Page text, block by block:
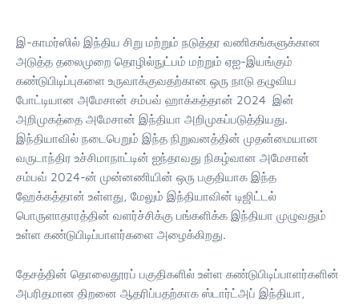
இ-காமர்ஸில் இந்திய சிறு மற்றும் நடுத்தர வணிகங்களுக்கான
அடுத்த தலைமுறை தொழில்நுட்பம் மற்றும் ஏஐ-இயங்கும்
கண்டுபிடிப்புகளை உருவாக்குவதற்கான ஒரு நாடு தழுவிய
போட்டியான அமேசான் சம்பவ் ஹாக்கத்தான் 2024 இன்
அறிமுகத்தை அமேசான் இந்தியா அறிமுகப்படுத்தியது.
இந்தியாவில் நடைபெறும் இந்த நிறுவனத்தின் முதன்மையான
வருடாந்திர உச்சிமாநாட்டின் ஐந்தாவது நிகழ்வான அமேசான்
சம்பவ் 2024-ன் முன்னணியின் ஒரு பகுதியாக இந்த
ஹேக்கத்தான் உள்ளது, மேலும் இந்தியாவின் டிஜிட்டல்
பொருளாதாரத்தின் வளர்ச்சிக்கு பங்களிக்க இந்தியா முழுவதும்
உள்ள கண்டுபிடிப்பாளர்களை அழைக்கிறது.
தேசத்தின் தொலைதூரப் பகுதிகளில் உள்ள கண்டுபிடிப்பாளர்களின்
அபரிதமான திறனை ஆதரிப்பதற்காக ஸ்டார்ட்அப் இந்தியா,